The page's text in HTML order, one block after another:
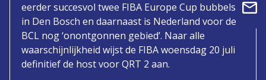
eerder succesvol twee FIBA Europe Cup bubbels
in Den Bosch en daarnaast is Nederland voor de
BCL nog ‘onontgonnen gebied’. Naar alle
waarschijnlijkheid wijst de FIBA woensdag 20 juli
definitief de host voor QRT 2 aan.